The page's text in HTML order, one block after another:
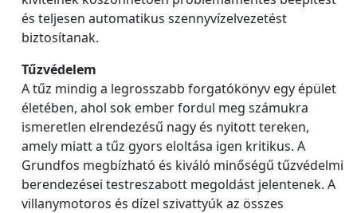
és teljesen automatikus szennyvízelvezetést
biztosítanak.
Tűzvédelem
A tűz mindig a legrosszabb forgatókönyv egy épület
életében, ahol sok ember fordul meg számukra
ismeretlen elrendezésű nagy és nyitott tereken,
amely miatt a tűz gyors eloltása igen kritikus. A
Grundfos megbízható és kiváló minőségű tűzvédelmi
berendezései testreszabott megoldást jelentenek. A
villanymotoros és dízel szivattyúk az összes